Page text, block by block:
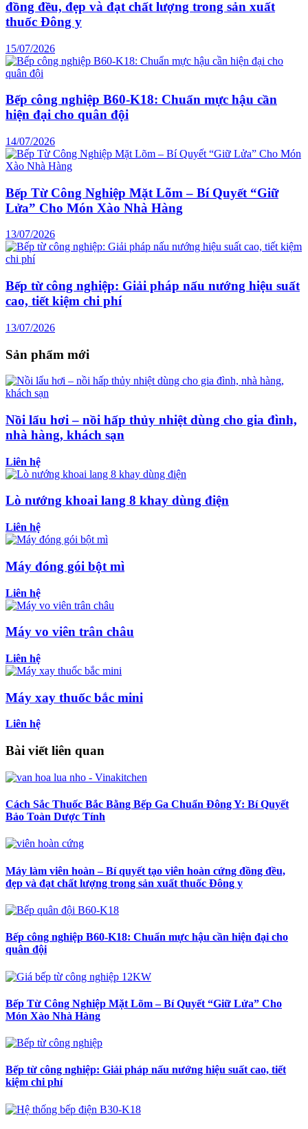
đồng đều, đẹp và đạt chất lượng trong sản xuất
thuốc Đông y
15/07/2026
Bếp công nghiệp B60-K18: Chuẩn mực hậu cần
hiện đại cho quân đội
14/07/2026
Bếp Từ Công Nghiệp Mặt Lõm – Bí Quyết “Giữ
Lửa” Cho Món Xào Nhà Hàng
13/07/2026
Bếp từ công nghiệp: Giải pháp nấu nướng hiệu suất
cao, tiết kiệm chi phí
13/07/2026
Sản phẩm mới
Nồi lẩu hơi – nồi hấp thủy nhiệt dùng cho gia đình,
nhà hàng, khách sạn
Liên hệ
Lò nướng khoai lang 8 khay dùng điện
Liên hệ
Máy đóng gói bột mì
Liên hệ
Máy vo viên trân châu
Liên hệ
Máy xay thuốc bắc mini
Liên hệ
Bài viết liên quan
Cách Sắc Thuốc Bắc Bằng Bếp Ga Chuẩn Đông Y: Bí Quyết
Bảo Toàn Dược Tính
Máy làm viên hoàn – Bí quyết tạo viên hoàn cứng đồng đều,
đẹp và đạt chất lượng trong sản xuất thuốc Đông y
Bếp công nghiệp B60-K18: Chuẩn mực hậu cần hiện đại cho
quân đội
Bếp Từ Công Nghiệp Mặt Lõm – Bí Quyết “Giữ Lửa” Cho
Món Xào Nhà Hàng
Bếp từ công nghiệp: Giải pháp nấu nướng hiệu suất cao, tiết
kiệm chi phí